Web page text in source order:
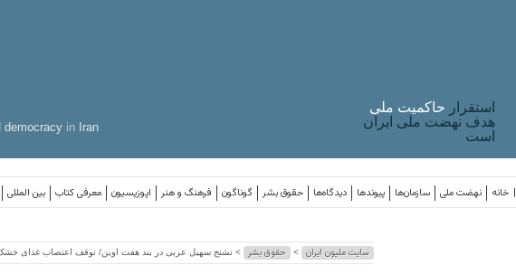
democracy in Iran
استقرار حاکميت ملی
هدف نهضت ملی ایران
است
بین المللی معرفی کتاب اپوزیسیون فرهنگ و هنر گوناگون حقوق بشر دیدگاه‌ها پیوندها سازمان‌ها نهضت ملی خانه
سایت ملیون ایران > حقوق بشر > تشنج سهیل عربی در بند هفت اوین/ توقف اعتصاب غذای